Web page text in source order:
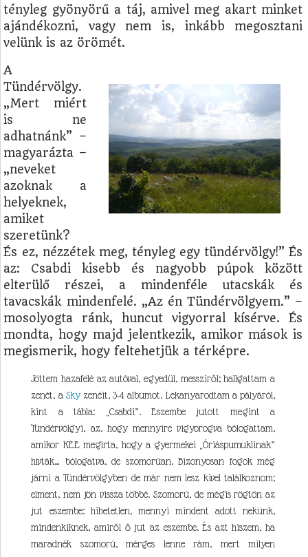
tényleg gyönyörű a táj, amivel meg akart minket
ajándékozni, vagy nem is, inkább megosztani
velünk is az örömét.
A
Tündérvölgy.
„Mert miért
is ne
adhatnánk” –
magyarázta –
„neveket
azoknak a
helyeknek,
amiket
szeretünk?
És ez, nézzétek meg, tényleg egy tündérvölgy!” És
az: Csabdi kisebb és nagyobb púpok között
elterülő részei, a mindenféle utacskák és
tavacskák mindenfelé. „Az én Tündérvölgyem.” –
mosolyogta ránk, huncut vigyorral kísérve. És
mondta, hogy majd jelentkezik, amikor mások is
megismerik, hogy feltehetjük a térképre.
Jöttem hazafelé az autóval, egyedül, messziről; hallgattam a
zenét, a Skyzenéit, 3-4 albumot. Lekanyarodtam a pályáról,
kint a tábla: „Csabdi”. Eszembe jutott megint a
Tündérvölgyi, az, hogy mennyire vigyorogva bólogattam,
amikor KEE megírta, hogy a gyermekei „Óriáspumuklinak”
hívták… bólogatva, de szomorúan. Bizonyosan fogok még
járni a Tündérvölgyben de már nem lesz kivel találkoznom;
elment, nem jön vissza többé. Szomorú, de mégis rögtön az
jut eszembe: hihetetlen, mennyi mindent adott nekünk,
mindenkiknek, amiről ő jut az eszembe. És azt hiszem, ha
maradnék szomorú, mérges lenne rám, mert milyen